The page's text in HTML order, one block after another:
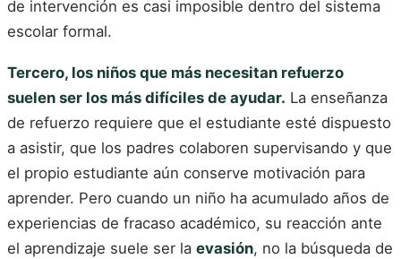
de intervención es casi imposible dentro del sistema
escolar formal.
Tercero, los niños que más necesitan refuerzo
suelen ser los más difíciles de ayudar. La enseñanza
de refuerzo requiere que el estudiante esté dispuesto
a asistir, que los padres colaboren supervisando y que
el propio estudiante aún conserve motivación para
aprender. Pero cuando un niño ha acumulado años de
experiencias de fracaso académico, su reacción ante
el aprendizaje suele ser la evasión, no la búsqueda de